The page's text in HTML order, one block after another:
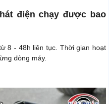
điện chạy được bao
8 - 48h liên tục. Thời gian hoạt
dòng máy.